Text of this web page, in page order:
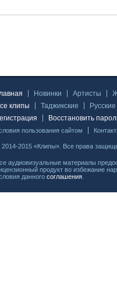
Новинки Артисты
клипы
Таджикские
Русские
Восстановить
пользования сайтом
2015 «Клипы». Все права
аудиовизуальные материалы
продукт во избежание
данного соглашения